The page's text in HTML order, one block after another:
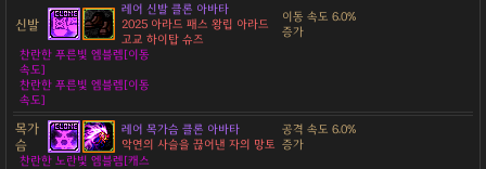
신발
레어 신발 클론 아바타
2025 아라드 패스 왕립 아라드
고교 하이탑 슈즈
이동 속도 6.0%
증가
찬란한 푸른빛 엠블렘[이동
속도]
찬란한 푸른빛 엠블렘[이동
속도]
목가
슴
레어 목가슴 클론 아바타
악연의 사슬을 끊어낸 자의 망토
공격 속도 6.0%
증가
찬란한 노란빛 엠블렘[캐스